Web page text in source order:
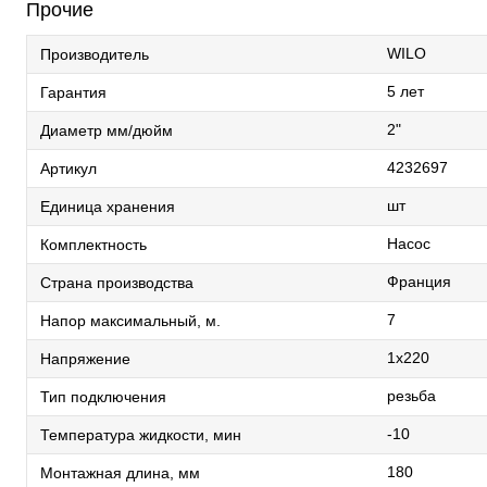
Прочие
Производитель WILO
Гарантия 5 лет
Диаметр мм/дюйм 2"
Артикул 4232697
Единица хранения шт
Комплектность Насос
Страна производства Франция
Напор максимальный, м. 7
Напряжение 1х220
Тип подключения резьба
Температура жидкости, мин -10
Монтажная длина, мм 180